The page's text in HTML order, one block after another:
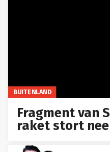
BUITENLAND
Fragment van
raket stort